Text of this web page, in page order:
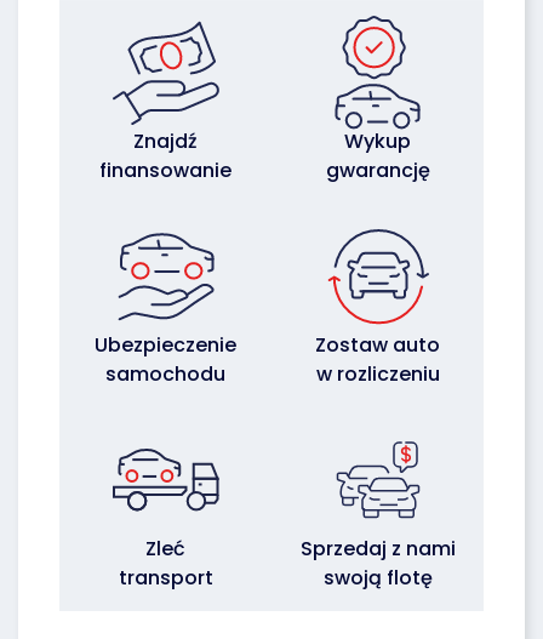
Znajdź
finansowanie
Wykup
gwarancję
Ubezpieczenie
samochodu
Zostaw auto
w rozliczeniu
Zleć
transport
Sprzedaj z nami
swoją flotę